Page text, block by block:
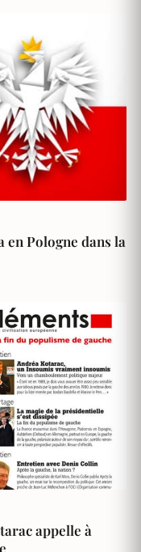
Pologne dans la
appelle à